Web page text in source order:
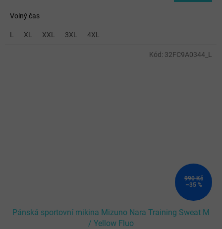
Volný čas
L XL XXL 3XL 4XL
990 Kč
–35 %
Pánská sportovní mikina Mizuno Nara Training Sweat M
/ Yellow Fluo
Kód: 32FC9A0344_L